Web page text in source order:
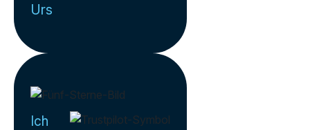
Urs
Ich